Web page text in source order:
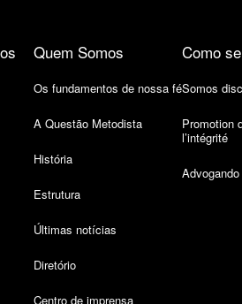
Quem Somos
Os fundamentos de nossa fé
A Questão Metodista
História
Estrutura
Últimas notícias
Diretório
Centro de imprensa
Como
Somos
Promotion
l’intégrité